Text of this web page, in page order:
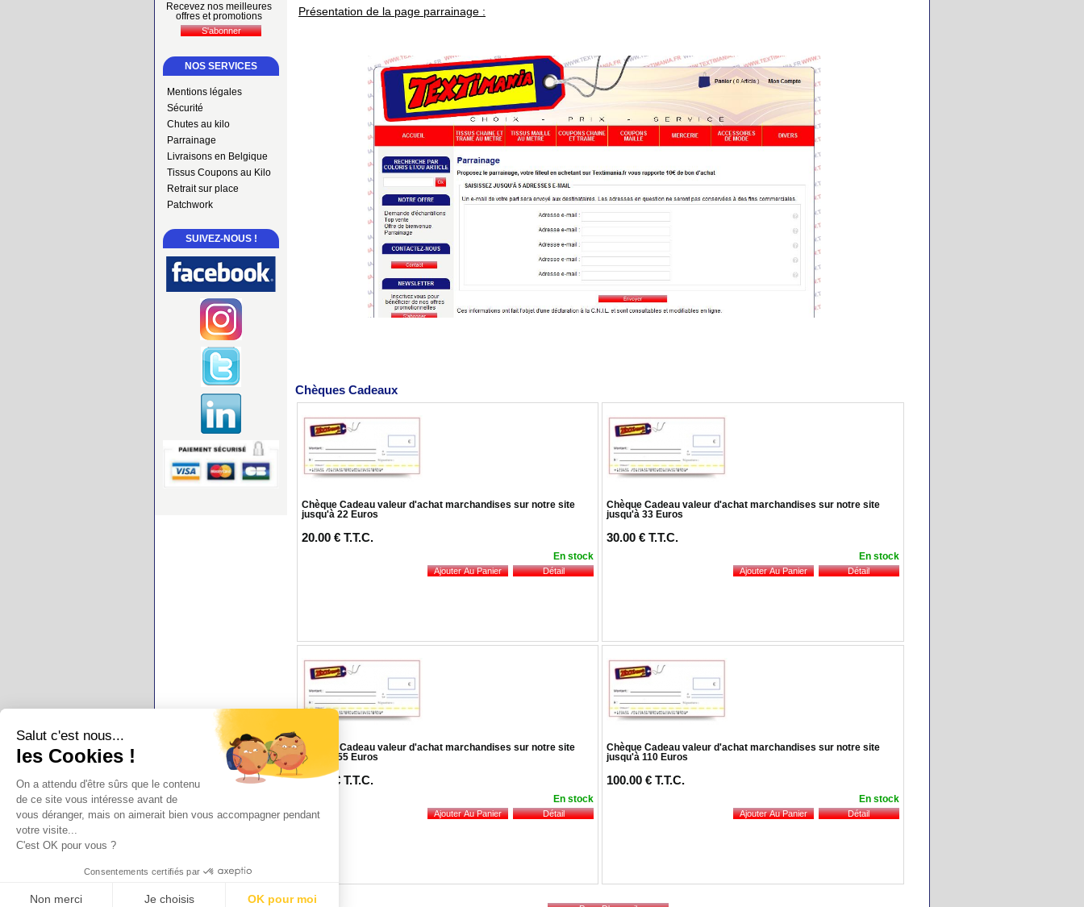
Recevez nos meilleures
offres et promotions
NOS SERVICES
Mentions légales
Sécurité
Chutes au kilo
Parrainage
Livraisons en Belgique
Tissus Coupons au Kilo
Retrait sur place
Patchwork
SUIVEZ-NOUS !
Présentation de la page parrainage :
Chèques Cadeaux
Chèque Cadeau valeur d'achat marchandises sur notre site
jusqu'à 22 Euros
20.00 € T.T.C.
En stock
Chèque Cadeau valeur d'achat marchandises sur notre site
jusqu'à 33 Euros
30.00 € T.T.C.
En stock
Chèque Cadeau valeur d'achat marchandises sur notre site
jusqu'à 55 Euros
50.00 € T.T.C.
En stock
Chèque Cadeau valeur d'achat marchandises sur notre site
jusqu'à 110 Euros
100.00 € T.T.C.
En stock
Salut c'est nous...
les Cookies !
On a attendu d'être sûrs que le contenu
de ce site vous intéresse avant de
vous déranger, mais on aimerait bien vous accompagner pendant
votre visite...
C'est OK pour vous ?
Consentements certifiés par
Non merci Je choisis OK pour moi